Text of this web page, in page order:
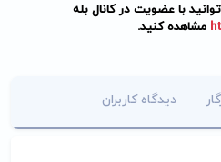
با عضویت در کانال بله
مشاهده کنید.
دیدگاه کاربران